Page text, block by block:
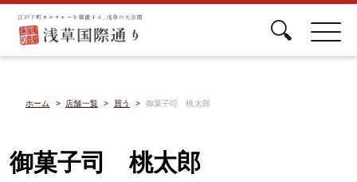
ホーム 店舗一覧 買う 御菓子司 桃太郎
御菓子司 桃太郎